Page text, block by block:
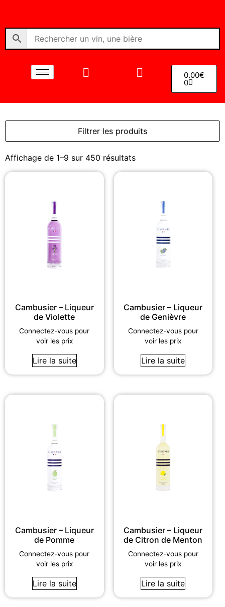
0.00€
0
Filtrer les produits
Affichage de 1–9 sur 450 résultats
Cambusier – Liqueur
de Violette
Connectez-vous pour
voir les prix
Lire la suite
Cambusier – Liqueur
de Genièvre
Connectez-vous pour
voir les prix
Lire la suite
Cambusier – Liqueur
de Pomme
Connectez-vous pour
voir les prix
Lire la suite
Cambusier – Liqueur
de Citron de Menton
Connectez-vous pour
voir les prix
Lire la suite